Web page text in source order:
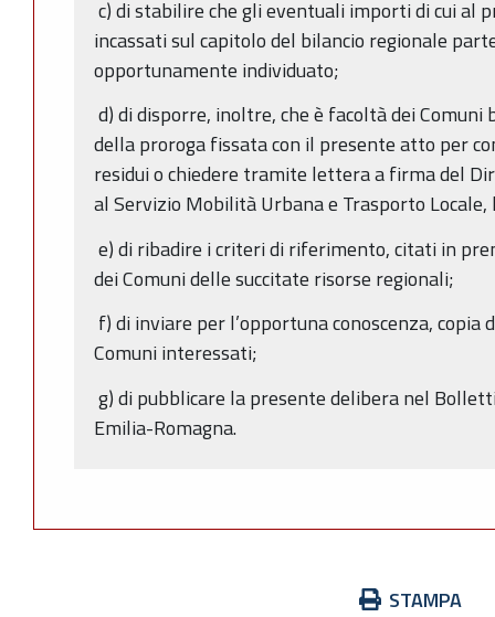
c) di stabilire che gli eventuali importi di cui al
incassati sul capitolo del bilancio regionale
opportunamente individuato;
d) di disporre, inoltre, che è facoltà dei
della proroga fissata con il presente atto per
residui o chiedere tramite lettera a firma del
al Servizio Mobilità Urbana e Trasporto
e) di ribadire i criteri di riferimento, citati in
dei Comuni delle succitate risorse regionali;
f) di inviare per l’opportuna conoscenza,
Comuni interessati;
g) di pubblicare la presente delibera nel
Emilia-Romagna.
STAMPA